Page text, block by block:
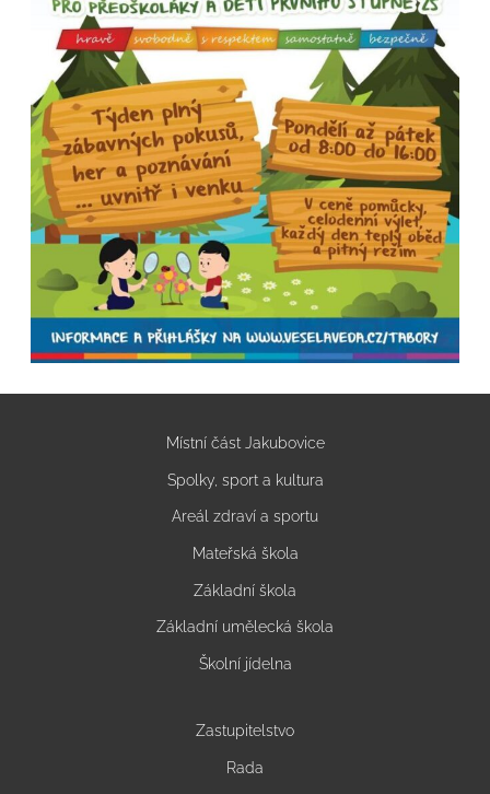
Místní část Jakubovice
Spolky, sport a kultura
Areál zdraví a sportu
Mateřská škola
Základní škola
Základní umělecká škola
Školní jídelna
Zastupitelstvo
Rada